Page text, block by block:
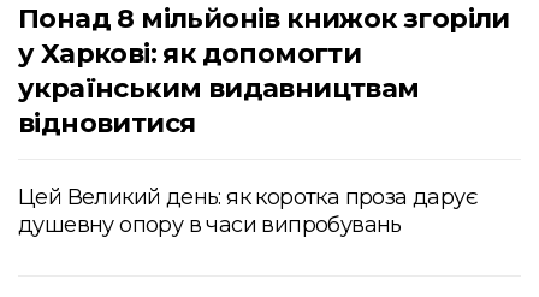
Понад 8 мільйонів книжок згоріли
у Харкові: як допомогти
українським видавництвам
відновитися
Цей Великий день: як коротка проза дарує
душевну опору в часи випробувань